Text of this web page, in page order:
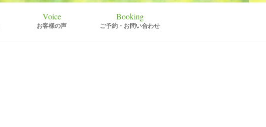
お客様の声 ご予約・お問い合わせ